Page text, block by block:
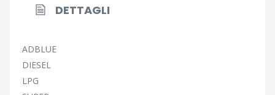
DETTAGLI
ADBLUE
DIESEL
LPG